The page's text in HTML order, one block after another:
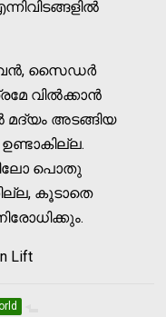
സൈഡര്‍
വില്‍ക്കാന്‍
അടങ്ങിയ
പൊതു
കൂടാതെ
Lift